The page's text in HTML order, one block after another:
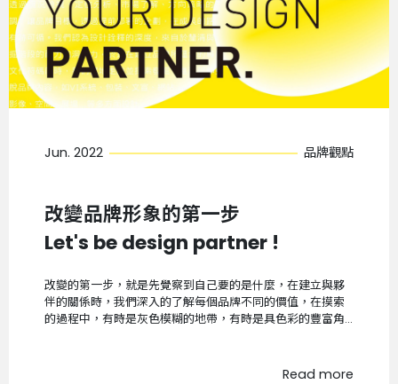
Jun. 2022 品牌觀點
改變品牌形象的第一步
Let's be design partner !
改變的第一步，就是先覺察到自己要的是什麼，在建立與夥
伴的關係時，我們深入的了解每個品牌不同的價值，在摸索
的過程中，有時是灰色模糊的地帶，有時是具色彩的豐富角
Read more